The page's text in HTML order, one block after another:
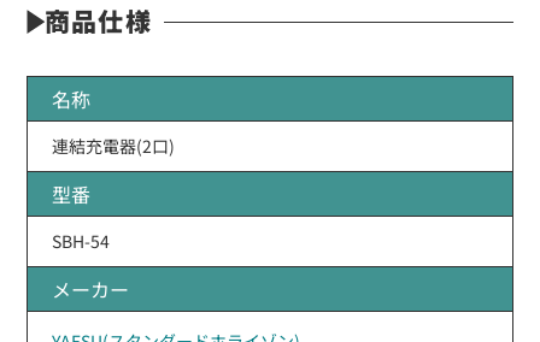
商品仕様
名称
連結充電器(2口)
型番
SBH-54
メーカー